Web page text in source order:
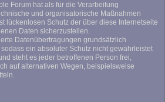
Forum hat als für die Verarbeitung
und organisatorische Maßnahmen
lückenlosen Schutz der über diese Internetseite
Daten sicherzustellen.
Datenübertragungen grundsätzlich
ein absoluter Schutz nicht gewährleistet
steht es jeder betroffenen Person frei,
auf alternativen Wegen, beispielsweise